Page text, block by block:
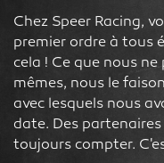
Chez Speer Racing,
premier ordre à tous
cela ! Ce que nous
mêmes, nous le
avec lesquels nous
date. Des
toujours compter.